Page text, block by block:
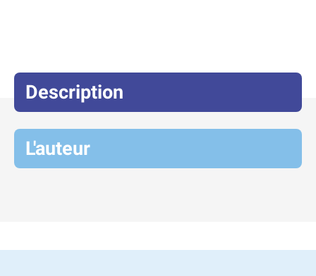
Description
L'auteur